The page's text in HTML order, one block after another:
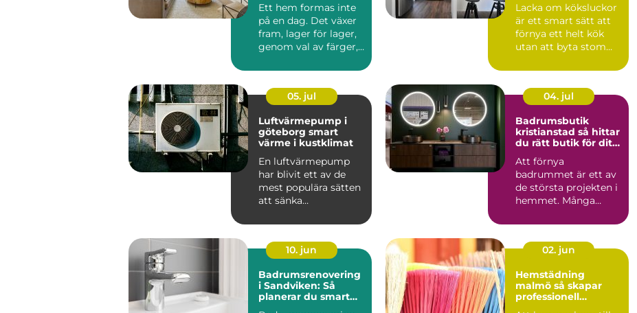
Ett hem formas inte
på en dag. Det växer
fram, lager för lager,
genom val av färger,
Lacka om köksluckor
är ett smart sätt att
förnya ett helt kök
utan att byta stomme
05. jul
Luftvärmepump i
göteborg smart
värme i kustklimat
En luftvärmepump
har blivit ett av de
mest populära sätten
att sänka
der och samti...
04. jul
Badrumsbutik
kristianstad så hittar
du rätt butik för ditt
Att förnya
badrummet är ett av
de största projekten i
hemmet. Många
efter en bad...
10. jun
Badrumsrenovering
i Sandviken: Så
planerar du smart
02. jun
Hemstädning
malmö så skapar
professionell